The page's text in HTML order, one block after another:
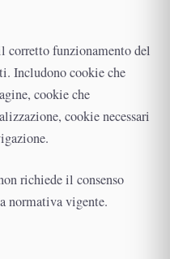
corretto funzionamento del
Includono cookie che
cookie che
cookie necessari
richiede il consenso
normativa vigente.